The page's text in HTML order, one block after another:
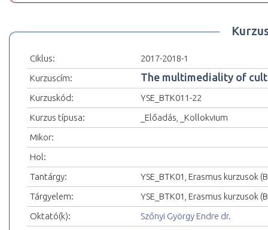
Ciklus:
2017-2018-1
Kurzuscím:
The multimediality of
Kurzuskód:
YSE_BTK011-22
Kurzus típusa:
_Előadás, _Kollokvium
Mikor:
Hol:
Tantárgy:
YSE_BTK01, Erasmus kurzusok
Tárgyelem:
YSE_BTK01, Erasmus kurzusok
Oktató(k):
Szőnyi György Endre dr.